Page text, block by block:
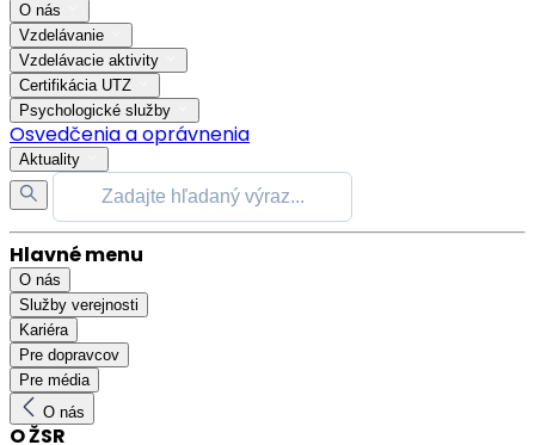
O nás
Vzdelávanie
Vzdelávacie aktivity
Certifikácia UTZ
Psychologické služby
Osvedčenia a oprávnenia
Aktuality
Hlavné menu
O nás
Služby verejnosti
Kariéra
Pre dopravcov
Pre média
O nás
O ŽSR